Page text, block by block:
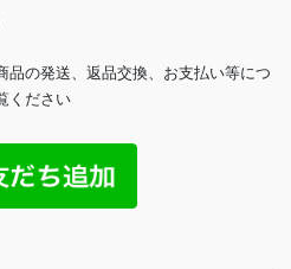
品の発送、返品交換、お支払い等につ
ください